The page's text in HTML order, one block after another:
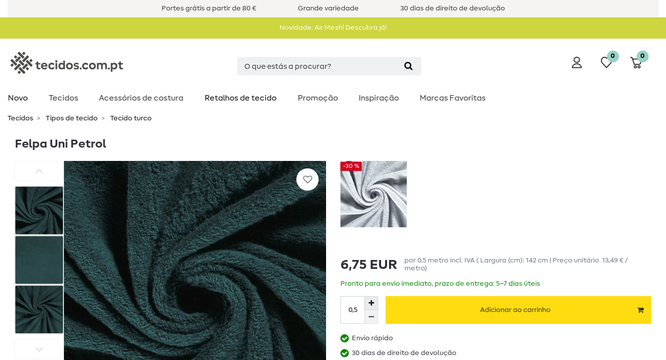
Portes grátis a partir de 80 € Grande variedade 30 dias de direito de devolução
Novidade: Air Mesh! Descubra já!
0 0
Novo Tecidos Acessórios de costura​ Retalhos de tecido Promoção Inspiração Marcas Favoritas
Tecidos Tipos de tecido Tecido turco
Felpa Uni Petrol
-30 %
6,75 EUR por 0,5 metro incl. IVA ( Largura (cm): 142 cm | Preço unitário 13,49 € /
metro)
Pronto para envio imediato, prazo de entrega: 5–7 dias úteis
Adicionar ao carrinho
Envio rápido
30 dias de direito de devolução